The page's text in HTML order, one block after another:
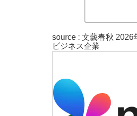
source : 文藝春秋 2026
ビジネス企業